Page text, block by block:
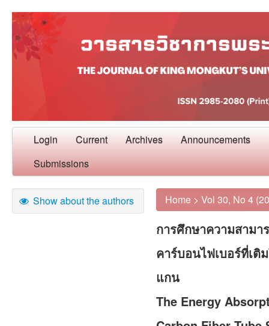
Login Current Archives Announcements
Submissions
Show about the authors Home > Vol 30, No 4
การศึกษาความสาม
คาร์บอนไฟเบอร์ที่เ
แกน
The Energy